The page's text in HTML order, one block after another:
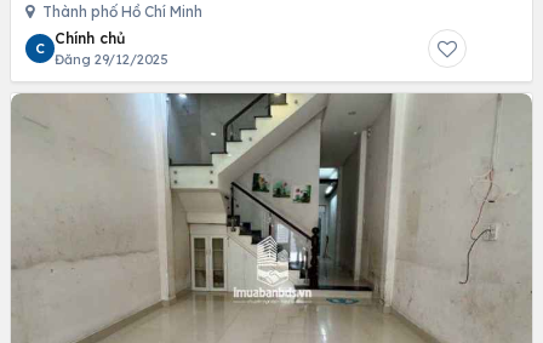
Thành phố Hồ Chí Minh
C
Chính chủ
Đăng 29/12/2025